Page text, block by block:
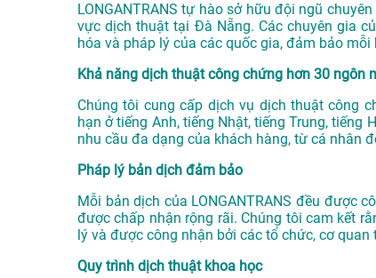
LONGANTRANS tự hào sở hữu đội ngũ
vựcdịch thuật tại Đà Nẵng. Các chuyên gia
hóa và pháp lý của các quốc gia, đảm bảo
Khả năng dịch thuật công chứng hơn 30 ngôn
Chúng tôi cung cấp dịch vụ dịch thuật công
hạn ở tiếng Anh, tiếng Nhật, tiếng Trung,
nhu cầu đa dạng của khách hàng, từ cá nhân
Pháp lý bản dịch đảm bảo
Mỗi bản dịch của LONGANTRANS đều được
được chấp nhận rộng rãi. Chúng tôi cam kết
lý và được công nhận bởi các tổ chức, cơ
Quy trình dịch thuật khoa học